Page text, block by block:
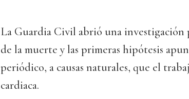
La Guardia Civil abrió una investigación
de la muerte y las primeras hipótesis
periódico, a causas naturales, que el
cardiaca.